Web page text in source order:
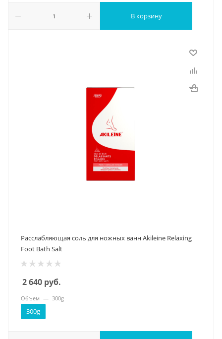
В корзину
Расслабляющая соль для ножных ванн Akileine Relaxing
Foot Bath Salt
2 640 руб.
Объем — 300g
300g